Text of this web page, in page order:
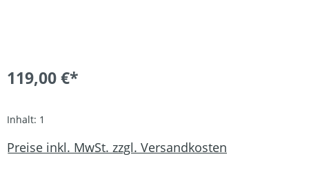
119,00 €*
Inhalt: 1
Preise inkl. MwSt. zzgl. Versandkosten